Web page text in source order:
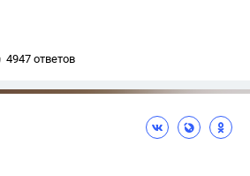
4947 ответов